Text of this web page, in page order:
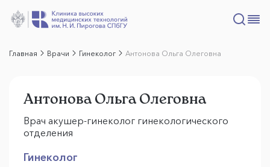
Главная Врачи Гинеколог Антонова Ольга Олеговна
Антонова Ольга Олеговна
Врач акушер-гинеколог гинекологического
отделения
Гинеколог